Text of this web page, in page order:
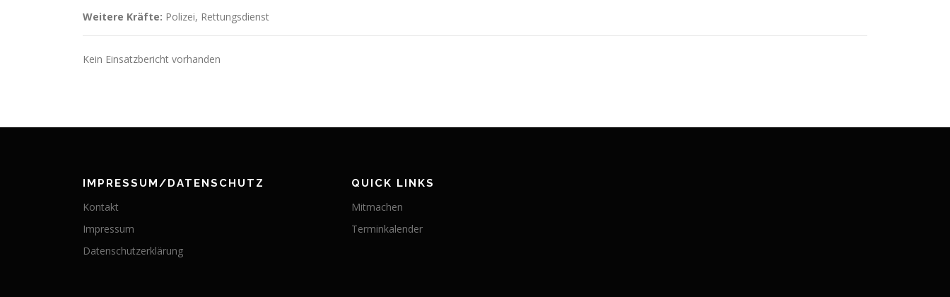
Weitere Kräfte: Polizei, Rettungsdienst
Kein Einsatzbericht vorhanden
IMPRESSUM/DATENSCHUTZ
Kontakt
Impressum
Datenschutzerklärung
QUICK LINKS
Mitmachen
Terminkalender